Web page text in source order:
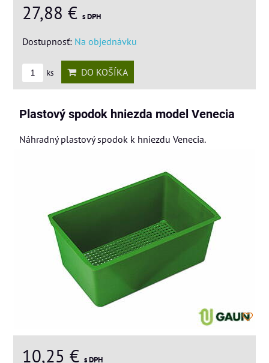
27,88 € s DPH
Dostupnosť: Na objednávku
ks DO KOŠÍKA
Plastový spodok hniezda model Venecia
Náhradný plastový spodok k hniezdu Venecia.
10,25 € s DPH